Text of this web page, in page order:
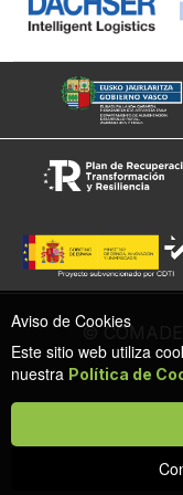
©
Aviso de Cookies
Este sitio web utiliza
nuestra Política de